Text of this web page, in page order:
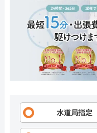
水道局指定